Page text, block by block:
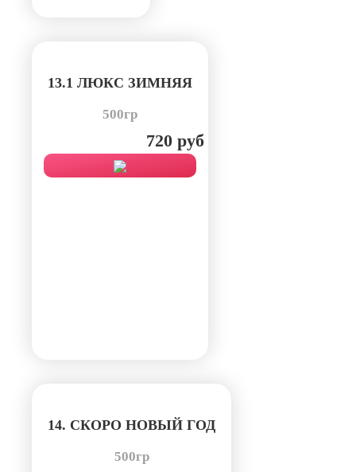
13.1 ЛЮКС ЗИМНЯЯ
500гр
720 руб
14. СКОРО НОВЫЙ ГОД
500гр